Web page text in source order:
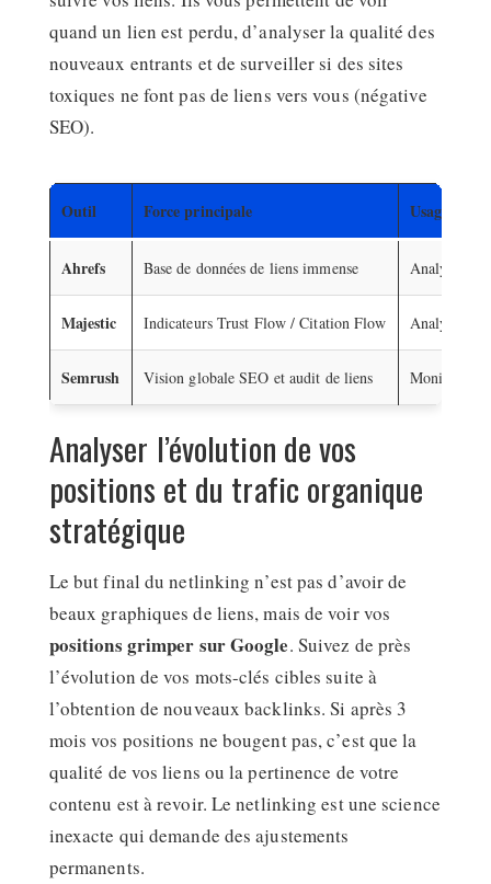
quand un lien est perdu, d’analyser la qualité des
nouveaux entrants et de surveiller si des sites
toxiques ne font pas de liens vers vous (négative
SEO).
Outil Force principale Usage
Ahrefs Base de données de liens immense Analyse de
Majestic Indicateurs Trust Flow / Citation Flow Analyse de
Semrush Vision globale SEO et audit de liens Monitoring
Analyser l’évolution de vos
positions et du trafic organique
stratégique
Le but final du netlinking n’est pas d’avoir de
beaux graphiques de liens, mais de voir vos
positions grimper sur Google. Suivez de près
l’évolution de vos mots-clés cibles suite à
l’obtention de nouveaux backlinks. Si après 3
mois vos positions ne bougent pas, c’est que la
qualité de vos liens ou la pertinence de votre
contenu est à revoir. Le netlinking est une science
inexacte qui demande des ajustements
permanents.